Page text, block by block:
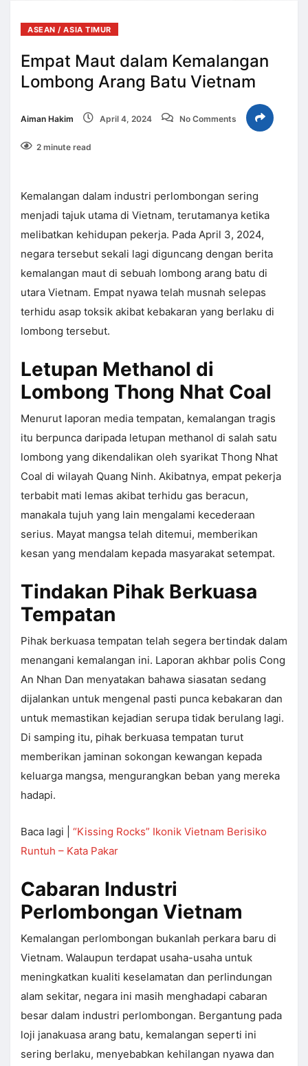
ASEAN / ASIA TIMUR
Empat Maut dalam Kemalangan
Lombong Arang Batu Vietnam
Aiman Hakim April 4, 2024 No Comments
2 minute read
Kemalangan dalam industri perlombongan sering
menjadi tajuk utama di Vietnam, terutamanya ketika
melibatkan kehidupan pekerja. Pada April 3, 2024,
negara tersebut sekali lagi diguncang dengan berita
kemalangan maut di sebuah lombong arang batu di
utara Vietnam. Empat nyawa telah musnah selepas
terhidu asap toksik akibat kebakaran yang berlaku di
lombong tersebut.
Letupan Methanol di
Lombong Thong Nhat Coal
Menurut laporan media tempatan, kemalangan tragis
itu berpunca daripada letupan methanol di salah satu
lombong yang dikendalikan oleh syarikat Thong Nhat
Coal di wilayah Quang Ninh. Akibatnya, empat pekerja
terbabit mati lemas akibat terhidu gas beracun,
manakala tujuh yang lain mengalami kecederaan
serius. Mayat mangsa telah ditemui, memberikan
kesan yang mendalam kepada masyarakat setempat.
Tindakan Pihak Berkuasa
Tempatan
Pihak berkuasa tempatan telah segera bertindak dalam
menangani kemalangan ini. Laporan akhbar polis Cong
An Nhan Dan menyatakan bahawa siasatan sedang
dijalankan untuk mengenal pasti punca kebakaran dan
untuk memastikan kejadian serupa tidak berulang lagi.
Di samping itu, pihak berkuasa tempatan turut
memberikan jaminan sokongan kewangan kepada
keluarga mangsa, mengurangkan beban yang mereka
hadapi.
Baca lagi | “Kissing Rocks” Ikonik Vietnam Berisiko
Runtuh – Kata Pakar
Cabaran Industri
Perlombongan Vietnam
Kemalangan perlombongan bukanlah perkara baru di
Vietnam. Walaupun terdapat usaha-usaha untuk
meningkatkan kualiti keselamatan dan perlindungan
alam sekitar, negara ini masih menghadapi cabaran
besar dalam industri perlombongan. Bergantung pada
loji janakuasa arang batu, kemalangan seperti ini
sering berlaku, menyebabkan kehilangan nyawa dan